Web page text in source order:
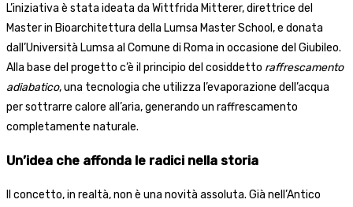
L’iniziativa è stata ideata da Wittfrida Mitterer, direttrice del
Master in Bioarchitettura della Lumsa Master School, e donata
dall’Università Lumsa al Comune di Roma in occasione del Giubileo.
Alla base del progetto c’è il principio del cosiddetto raffrescamento
adiabatico, una tecnologia che utilizza l’evaporazione dell’acqua
per sottrarre calore all’aria, generando un raffrescamento
completamente naturale.
Un’idea che affonda le radici nella storia
Il concetto, in realtà, non è una novità assoluta. Già nell’Antico